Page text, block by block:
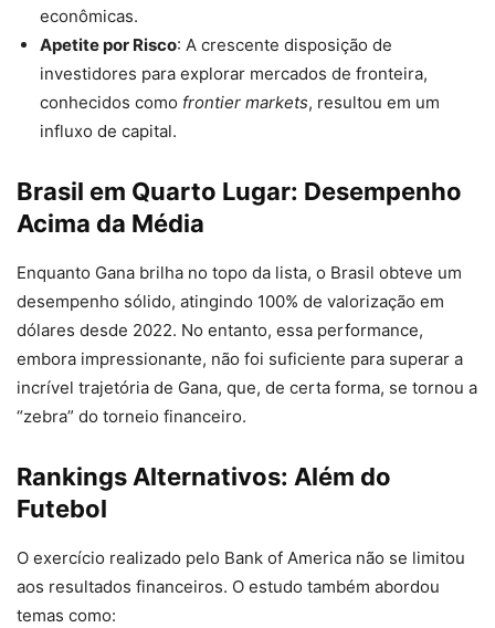
econômicas.
Apetite por Risco: A crescente disposição de
investidores para explorar mercados de fronteira,
conhecidos como frontier markets, resultou em um
influxo de capital.
Brasil em Quarto Lugar: Desempenho
Acima da Média
Enquanto Gana brilha no topo da lista, o Brasil obteve um
desempenho sólido, atingindo 100% de valorização em
dólares desde 2022. No entanto, essa performance,
embora impressionante, não foi suficiente para superar a
incrível trajetória de Gana, que, de certa forma, se tornou a
“zebra” do torneio financeiro.
Rankings Alternativos: Além do
Futebol
O exercício realizado pelo Bank of America não se limitou
aos resultados financeiros. O estudo também abordou
temas como: